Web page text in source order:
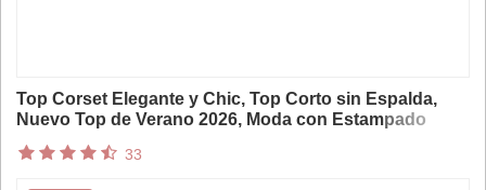
Top Corset Elegante y Chic, Top Corto sin Espalda,
Nuevo Top de Verano 2026, Moda con Estampado
33